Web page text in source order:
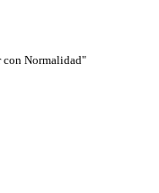
con Normalidad"